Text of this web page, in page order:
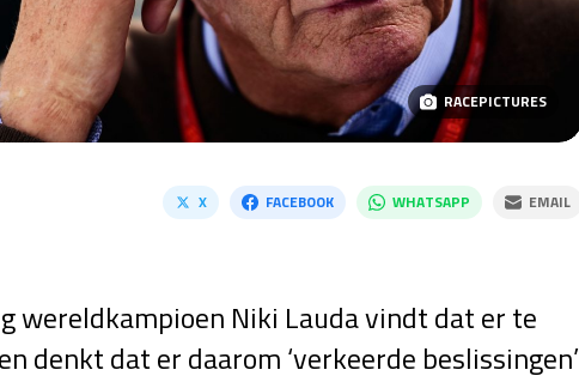
RACEPICTURES
X FACEBOOK WHATSAPP EMAIL
wereldkampioen Niki Lauda vindt dat er te
denkt dat er daarom ‘verkeerde beslissingen’